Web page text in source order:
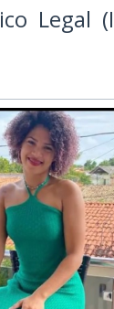
Legal